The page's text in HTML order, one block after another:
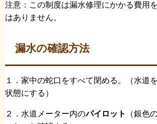
注意：この制度は漏水修理にかかる費用
はありません。
漏水の確認方法
１．家中の蛇口をすべて閉める。（水道
状態にする）
２．水道メーター内のパイロット
（銀色